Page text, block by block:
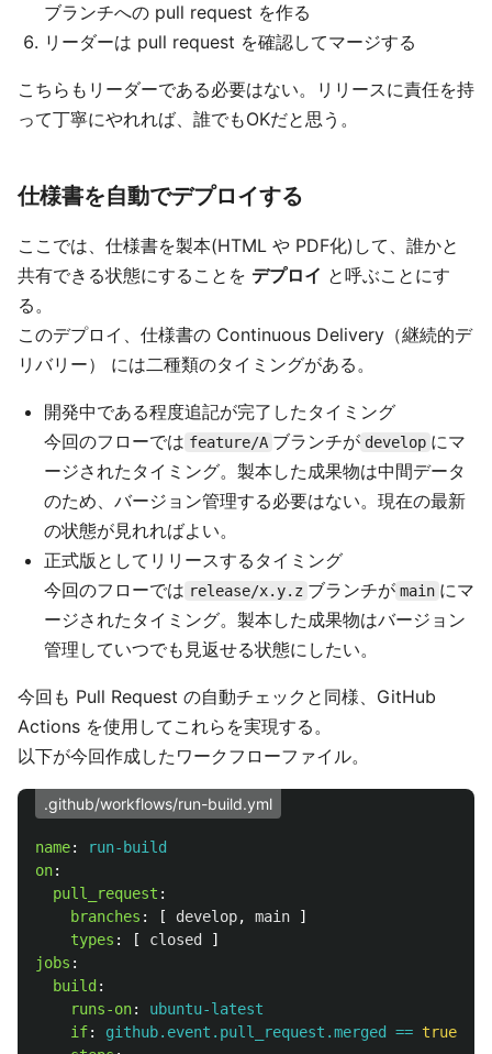
ブランチへの pull request を作る
リーダーは pull request を確認してマージする
こちらもリーダーである必要はない。リリースに責任を持
って丁寧にやれれば、誰でもOKだと思う。
仕様書を自動でデプロイする
ここでは、仕様書を製本(HTML や PDF化)して、誰かと
共有できる状態にすることを デプロイ と呼ぶことにす
る。
このデプロイ、仕様書の Continuous Delivery（継続的デ
リバリー） には二種類のタイミングがある。
開発中である程度追記が完了したタイミング
今回のフローでは feature/A ブランチが develop にマ
ージされたタイミング。製本した成果物は中間データ
のため、バージョン管理する必要はない。現在の最新
の状態が見れればよい。
正式版としてリリースするタイミング
今回のフローでは release/x.y.z ブランチが main にマ
ージされたタイミング。製本した成果物はバージョン
管理していつでも見返せる状態にしたい。
今回も Pull Request の自動チェックと同様、GitHub
Actions を使用してこれらを実現する。
以下が今回作成したワークフローファイル。
.github/workflows/run-build.yml
name:
run-build
on:
pull_request :
branches : [ develop, main
]
types : [ closed
]
jobs :
build :
runs-on:
ubuntu-latest
if: github.event.pull_request.merged == true